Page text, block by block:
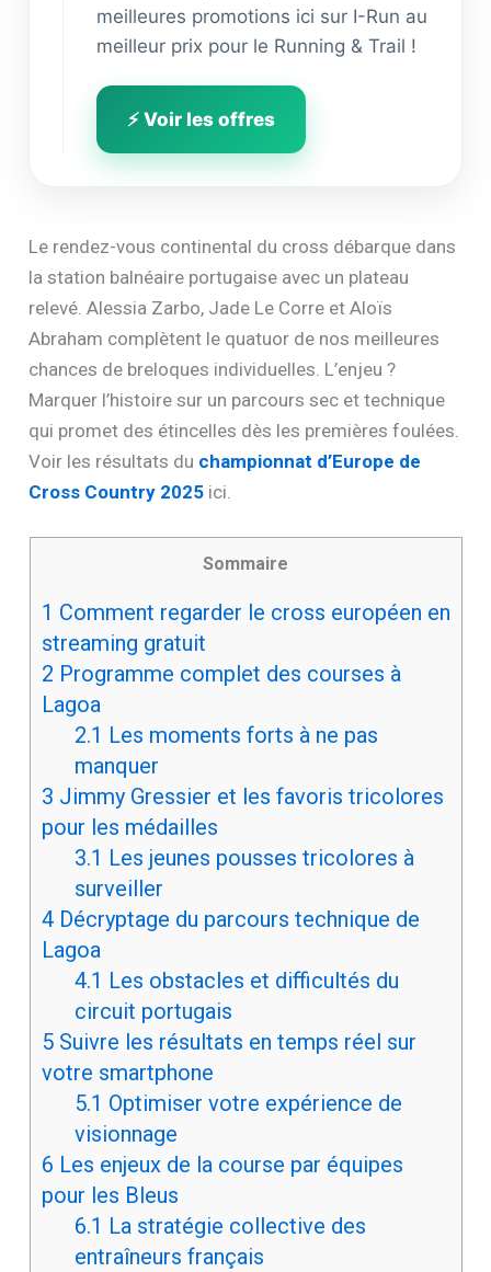
meilleures promotions ici sur I-Run au
meilleur prix pour le Running & Trail !
⚡ Voir les offres
Le rendez-vous continental du cross débarque dans
la station balnéaire portugaise avec un plateau
relevé. Alessia Zarbo, Jade Le Corre et Aloïs
Abraham complètent le quatuor de nos meilleures
chances de breloques individuelles. L’enjeu ?
Marquer l’histoire sur un parcours sec et technique
qui promet des étincelles dès les premières foulées.
Voir les résultats du championnat d’Europe de
Cross Country 2025 ici.
Sommaire
1 Comment regarder le cross européen en
streaming gratuit
2 Programme complet des courses à
Lagoa
2.1 Les moments forts à ne pas
manquer
3 Jimmy Gressier et les favoris tricolores
pour les médailles
3.1 Les jeunes pousses tricolores à
surveiller
4Décryptage du parcours technique de
Lagoa
4.1 Les obstacles et difficultés du
circuit portugais
5Suivre les résultats en temps réel sur
votre smartphone
5.1 Optimiser votre expérience de
visionnage
6 Les enjeux de la course par équipes
pour les Bleus
6.1 La stratégie collective des
entraîneurs français